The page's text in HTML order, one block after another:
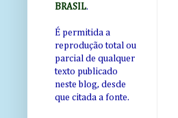
BRASIL.
É permitida a
reprodução total ou
parcial de qualquer
texto publicado
neste blog, desde
que citada a fonte.